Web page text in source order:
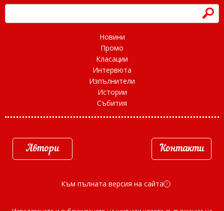
h
Новини
Промо
Класации
Интервюта
Изпълнители
Истории
Събития
Автори Контакти
Към пълната версия на сайта d